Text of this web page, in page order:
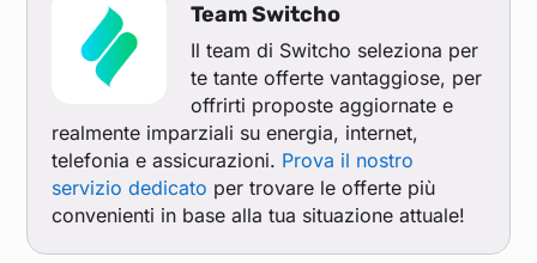
Team Switcho
Il team di Switcho seleziona per
te tante offerte vantaggiose, per
offrirti proposte aggiornate e
realmente imparziali su energia, internet,
telefonia e assicurazioni. Prova il nostro
servizio dedicato per trovare le offerte più
convenienti in base alla tua situazione attuale!